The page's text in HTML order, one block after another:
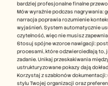
bardziej profesjonalne finalne
Mów wyraźnie podczas nagrywania:
narracja poprawia rozumienie
wyjaśnień. System automatycznie
czytelność, więc nie musisz
Stosuj spójne wzorce nawigacji:
procesami, które odzwierciedlają to,
zadanie. Unikaj przeskakiwania
ustrukturyzowane pokazy dają
Korzystaj z szablonów
stylu Twojej organizacji oraz